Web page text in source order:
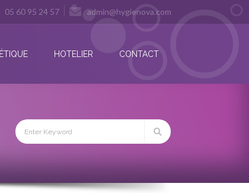
05 60 95 24 57 admin@hygienova.com
HOTELIER CONTACT